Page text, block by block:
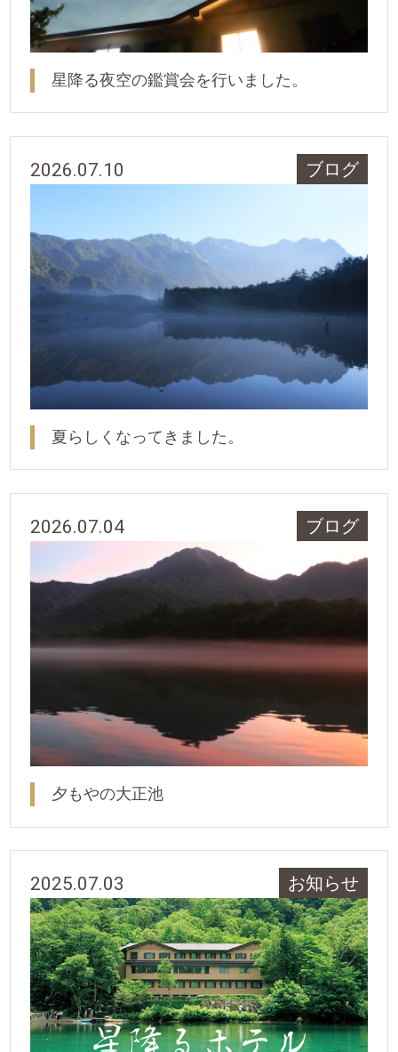
星降る夜空の鑑賞会を行いました。
2026.07.10 ブログ
夏らしくなってきました。
2026.07.04 ブログ
夕もやの大正池
2025.07.03 お知らせ